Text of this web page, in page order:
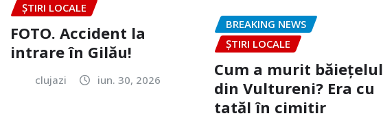
ȘTIRI LOCALE
FOTO. Accident la
intrare în Gilău!
clujazi iun. 30, 2026
BREAKING NEWS
ȘTIRI LOCALE
Cum a murit băiețelul
din Vultureni? Era cu
tatăl în cimitir